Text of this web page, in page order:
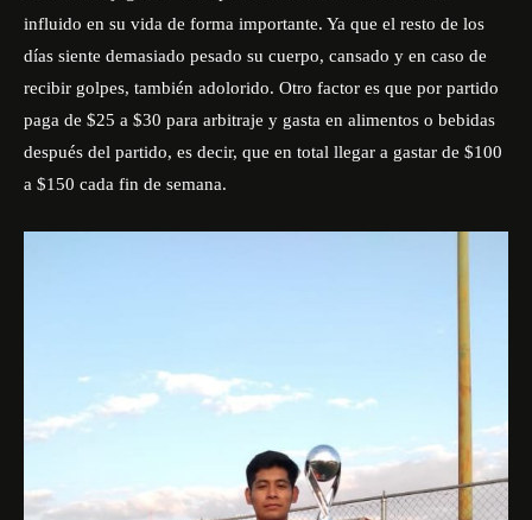
influido en su vida de forma importante. Ya que el resto de los
días siente demasiado pesado su cuerpo, cansado y en caso de
recibir golpes, también adolorido. Otro factor es que por partido
paga de $25 a $30 para arbitraje y gasta en alimentos o bebidas
después del partido, es decir, que en total llegar a gastar de $100
a $150 cada fin de semana.